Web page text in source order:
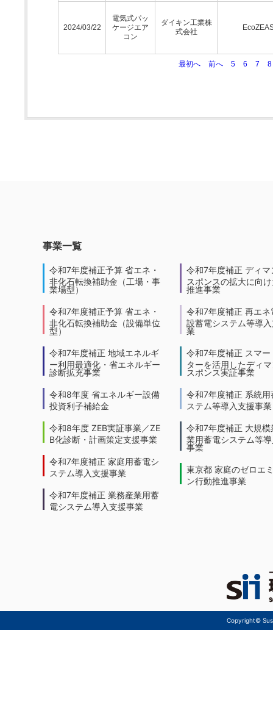
2024/03/22
電気式パッ
ケージエア
コン
ダイキン工業株
式会社
最初へ 前へ 5 6 7 8
事業一覧
令和7年度補正予算 省エネ・
非化石転換補助金（工場・事
業場型）
令和7年度補正予算 省エネ・
非化石転換補助金（設備単位
型）
令和7年度補正 地域エネルギ
ー利用最適化・省エネルギー
診断拡充事業
令和8年度 省エネルギー設備
投資利子補給金
令和8年度 ZEB実証事業／ZE
B化診断・計画策定支援事業
令和7年度補正 家庭用蓄電シ
ステム導入支援事業
令和7年度補正 業務産業用蓄
電システム導入支援事業
令和7年度補正 ディマ
スポンスの拡大に向
推進事業
令和7年度補正 再エネ
設蓄電システム等導
業
令和7年度補正 スマー
ターを活用したディ
スポンス実証事業
令和7年度補正 系統用
ステム等導入支援事業
令和7年度補正 大規模
業用蓄電システム等
事業
東京都 家庭のゼロエ
ン行動推進事業
Copyright©